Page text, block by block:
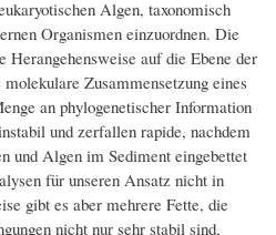
Algen, taxonomisch
Organismen einzuordnen. Die
Herangehensweise auf die Ebene der
Zusammensetzung eines
an phylogenetischer Information
und zerfallen rapide, nachdem
und Algen im Sediment eingebettet
für unseren Ansatz nicht in
gibt es aber mehrere Fette, die
nicht nur sehr stabil sind,